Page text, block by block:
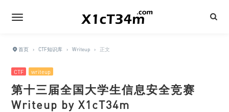
首页 › CTF知识库 › Writeup › 正文
CTF writeup
第十三届全国大学生信息安全竞赛
Writeup by X1cT34m